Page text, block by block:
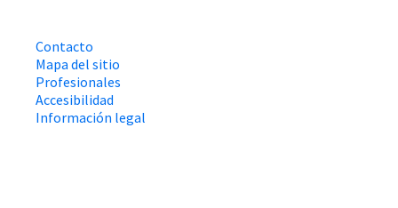
Contacto
Mapa del sitio
Profesionales
Accesibilidad
Información legal